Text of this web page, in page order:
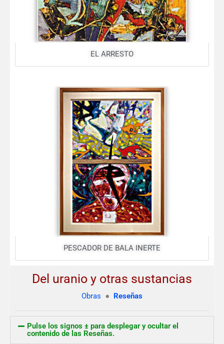
EL ARRESTO
PESCADOR DE BALA INERTE
Del uranio y otras sustancias
Obras ● Reseñas
Pulse los signos ± para desplegar y ocultar el
contenido de las Reseñas.